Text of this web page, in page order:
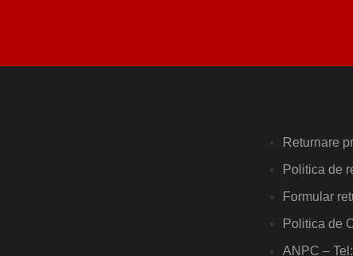
Returnare
Politica de
Formular
Politica de
ANPC –